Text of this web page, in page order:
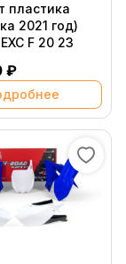
пластика
2021 год)
F 20 23
₽